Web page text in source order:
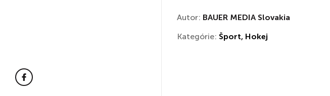
Autor: BAUER MEDIA Slovakia
Kategórie: Šport, Hokej